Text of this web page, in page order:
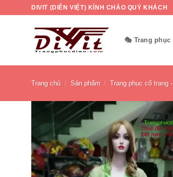
DIVIT (DIỄN VIỆT) KÍNH CHÀO QUÝ KHÁCH
🎭 Trang
Trang chủ / Sản phẩm / Trang phục cổ trang